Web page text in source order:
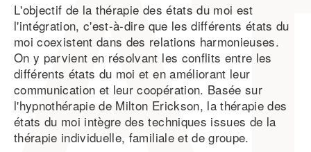
L'objectif de la thérapie des états du moi est
l'intégration, c'est-à-dire que les différents états du
moi coexistent dans des relations harmonieuses.
On y parvient en résolvant les conflits entre les
différents états du moi et en améliorant leur
communication et leur coopération. Basée sur
l'hypnothérapie de Milton Erickson, la thérapie des
états du moi intègre des techniques issues de la
thérapie individuelle, familiale et de groupe.